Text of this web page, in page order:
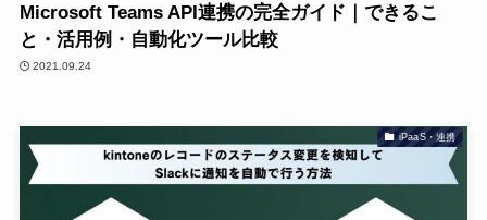
Microsoft Teams API連携の完全ガイド｜できるこ
と・活用例・自動化ツール比較
2021.09.24
iPaaS・連携